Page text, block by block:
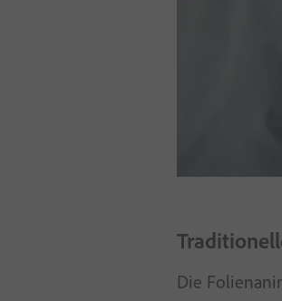
Die